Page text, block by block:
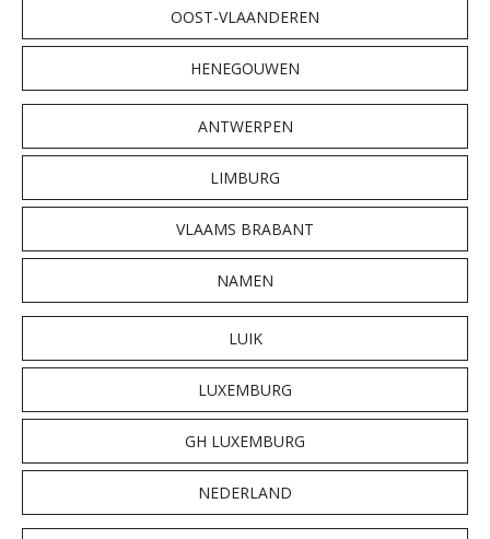
OOST-VLAANDEREN
HENEGOUWEN
ANTWERPEN
LIMBURG
VLAAMS BRABANT
NAMEN
LUIK
LUXEMBURG
GH LUXEMBURG
NEDERLAND